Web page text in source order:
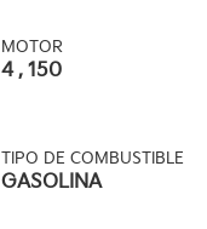
MOTOR
4 , 150
TIPO DE COMBUSTIBLE
GASOLINA